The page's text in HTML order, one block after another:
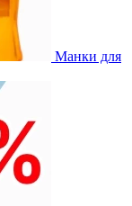
Манки для